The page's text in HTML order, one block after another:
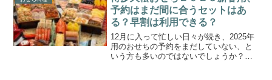
っかくなら、料亭の...
予約はまだ間に合うセットはあ
る？早割は利用できる？
12月に入って忙しい日々が続き、2025年
用のおせちの予約をまだしていない、と
いう方も多いのではないでしょうか？そ